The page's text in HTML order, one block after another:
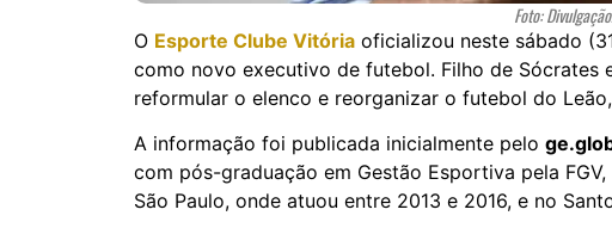
Foto:
O Esporte Clube Vitória oficializou neste sábado
como novo executivo de futebol. Filho de Sócrates
reformular o elenco e reorganizar o futebol do
A informação foi publicada inicialmente pelo
com pós-graduação em Gestão Esportiva pela
São Paulo, onde atuou entre 2013 e 2016, e no